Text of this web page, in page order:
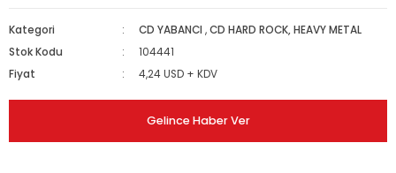
Kategori CD YABANCI ,CD HARD ROCK, HEAVY METAL
Stok Kodu
104441
Fiyat
4,24 USD + KDV
Gelince Haber Ver